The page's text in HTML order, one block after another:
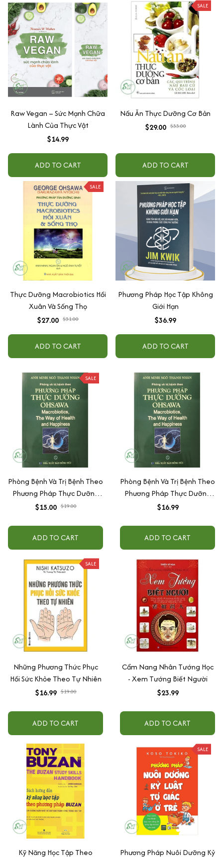
Raw Vegan – Sức Mạnh Chữa
Lành Của Thực Vật
$14.99
ADD TO CART
SALE
Nấu Ăn Thực Dưỡng Cơ Bản
$29.00 $33.00
ADD TO CART
SALE
Thực Dưỡng Macrobiotics Hồi
Xuân Và Sống Thọ
$27.00 $31.00
ADD TO CART
Phương Pháp Học Tập Không
Giới Hạn
$36.99
ADD TO CART
SALE
Phòng Bệnh Và Trị Bệnh Theo
Phương Pháp Thực Dưỡng
Ohsawa
$15.00 $19.00
ADD TO CART
Phòng Bệnh Và Trị Bệnh Theo
Phương Pháp Thực Dưỡng
Ohsawa
$16.99
ADD TO CART
SALE
Những Phương Thức Phục
Hồi Sức Khỏe Theo Tự Nhiên
$16.99 $19.00
ADD TO CART
Cẩm Nang Nhân Tướng Học
- Xem Tướng Biết Người
$23.99
ADD TO CART
Kỹ Năng Học Tập Theo
SALE
Phương Pháp Nuôi Dưỡng Kỷ